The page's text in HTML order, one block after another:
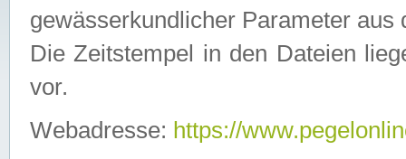
gewässerkundlicher Parameter aus
Die Zeitstempel in den Dateien
vor.
Webadresse: https://